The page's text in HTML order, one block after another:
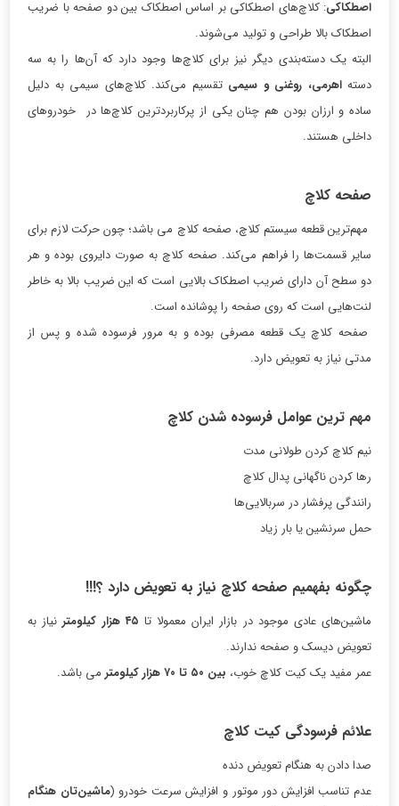
اصطکاکی: کلاچ‌های اصطکاکی بر اساس اصطکاک بین دو صفحه با ضریب
اصطکاک بالا طراحی و تولید می‌شوند.
البته یک دسته‌بندی دیگر نیز برای کلاچ‌ها وجود دارد که آن‌ها را به سه
دستهاهرمی، روغنی و سیمی تقسیم می‌کند. کلاچ‌های سیمی به دلیل
ساده و ارزان بودن هم چنان یکی از پرکاربردترین کلاچ‌ها در خودروهای
داخلی هستند.
صفحه کلاچ
مهم‌ترین قطعه سیستم کلاچ، صفحه کلاچ می باشد؛ چون حرکت لازم برای
سایر قسمت‌ها را فراهم می‌کند. صفحه کلاچ به صورت دایروی بوده و هر
دو سطح آن دارای ضریب اصطکاک بالایی است که این ضریب بالا به خاطر
لنت‌هایی است که روی صفحه را پوشانده است.
صفحه کلاچ یک قطعه مصرفی بوده و به مرور فرسوده شده و پس از
مدتی نیاز به تعویض دارد.
مهم ترین عوامل فرسوده شدن کلاچ
نیم کلاچ کردن طولانی مدت
رها کردن ناگهانی پدال کلاچ
رانندگی پرفشار در سربالایی‌ها
حمل سرنشین یا بار زیاد
چگونه بفهمیم صفحه کلاچ نیاز به تعویض دارد ؟!!!
ماشین‌های عادی موجود در بازار ایران معمولا تا ۴۵ هزار کیلومترنیاز به
تعویض دیسک و صفحه ندارند.
عمر مفید یک کیت کلاچ خوب، بین ۵۰ تا ۷۰ هزار کیلومتر می باشد.
علائم فرسودگی کیت کلاچ
صدا دادن به هنگام تعویض دنده‌
عدم تناسب افزایش دور موتور و افزایش سرعت خودرو (ماشین‌تان هنگام